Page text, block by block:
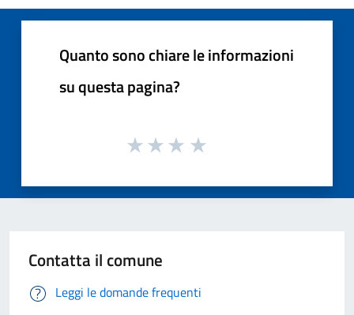
Quanto sono chiare le informazioni
su questa pagina?
Contatta il comune
Leggi le domande frequenti